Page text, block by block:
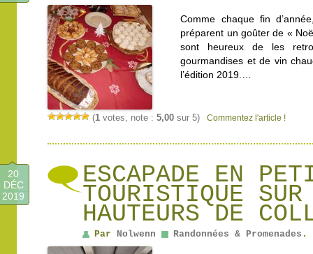
Comme chaque fin
préparent un goûter de «
sont heureux de les
gourmandises et de vin
l’édition 2019.…
(1 votes, note : 5,00 sur 5) Commentez l'article !
ESCAPADE EN
TOURISTIQUE
HAUTEURS DE
20
DÉC
2019
Par Nolwenn Randonnées & Promenades .